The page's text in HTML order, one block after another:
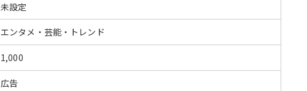
未設定
エンタメ・芸能・トレンド
1,000
広告